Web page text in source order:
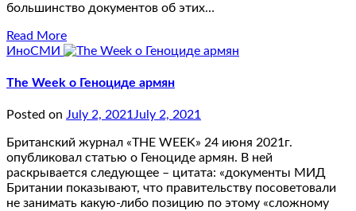
большинство документов об этих…
Read More
ИноСМИ
The Week о Геноциде армян
Posted on July 2, 2021July 2, 2021
Британский журнал «THE WEEK» 24 июня 2021г.
опубликовал статью о Геноциде армян. В ней
раскрывается следующее – цитата: «документы МИД
Британии показывают, что правительству посоветовали
не занимать какую-либо позицию по этому «сложному